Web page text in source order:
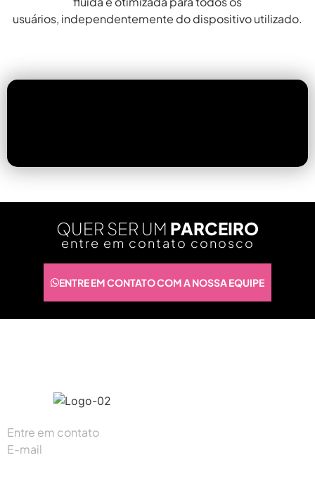
usuários, independentemente do dispositivo utilizado.
QUER SER UM PARCEIRO
entre em contato conosco
ENTRE EM CONTATO COM A NOSSA EQUIPE
Entre em contato
E-mail